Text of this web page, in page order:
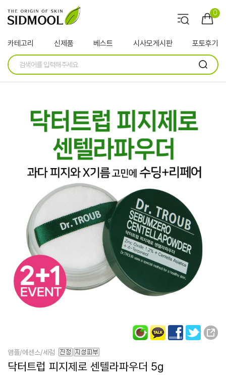
0
카테고리 신제품 베스트 시사모게시판 포토후기
앰플/에센스/세럼
닥터트럽 피지제로 센텔라파우더 5g